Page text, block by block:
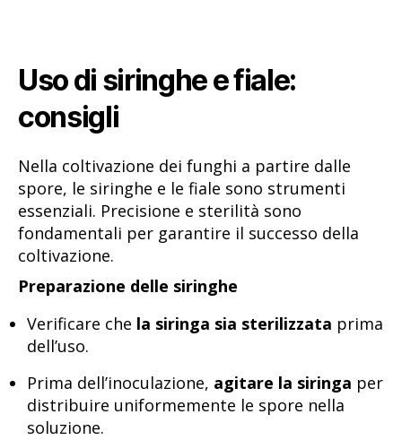
Uso di siringhe e fiale:
consigli
Nella coltivazione dei funghi a partire dalle
spore, le siringhe e le fiale sono strumenti
essenziali. Precisione e sterilità sono
fondamentali per garantire il successo della
coltivazione.
Preparazione delle siringhe
Verificare che la siringa sia sterilizzata prima
dell’uso.
Prima dell’inoculazione, agitare la siringa per
distribuire uniformemente le spore nella
soluzione.